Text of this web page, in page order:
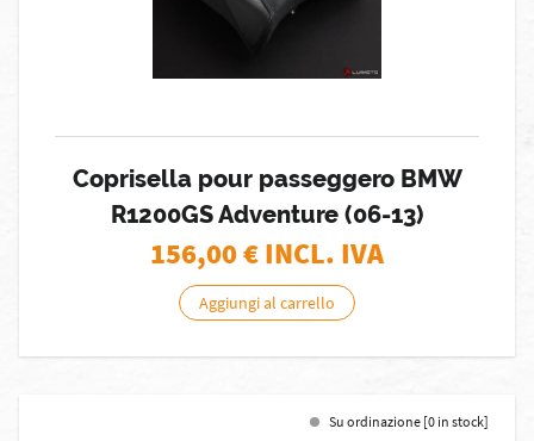
Coprisella pour passeggero BMW
R1200GS Adventure (06-13)
156,00€ INCL. IVA
Aggiungi al carrello
Su ordinazione [0 in stock]